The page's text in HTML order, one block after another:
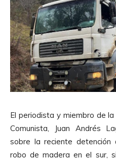
El periodista y miembro de
Comunista, Juan Andrés
sobre la reciente
robo de madera en el sur,